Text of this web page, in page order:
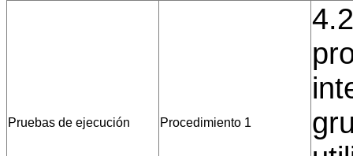
Pruebas de ejecución Procedimiento 1